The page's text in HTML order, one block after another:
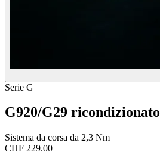
Serie G
G920/G29 ricondizionato
Sistema da corsa da 2,3 Nm
CHF 229.00